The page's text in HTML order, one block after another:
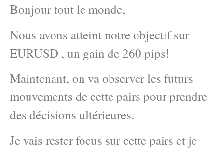
Bonjour tout le monde,
Nous avons atteint notre objectif sur
EURUSD , un gain de 260 pips!
Maintenant, on va observer les futurs
mouvements de cette pairs pour prendre
des décisions ultérieures.
Je vais rester focus sur cette pairs et je